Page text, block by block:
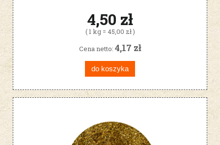
4,50 zł
( 1 kg = 45,00 zł )
Cena netto: 4,17 zł
do koszyka